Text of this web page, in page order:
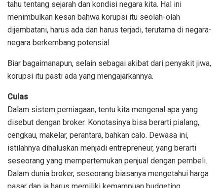
tahu tentang sejarah dan kondisi negara kita. Hal ini
menimbulkan kesan bahwa korupsi itu seolah-olah
dijembatani, harus ada dan harus terjadi, terutama di negara-
negara berkembang potensial.
Biar bagaimanapun, selain sebagai akibat dari penyakit jiwa,
korupsi itu pasti ada yang mengajarkannya.
Culas
Dalam sistem perniagaan, tentu kita mengenal apa yang
disebut dengan broker. Konotasinya bisa berarti pialang,
cengkau, makelar, perantara, bahkan calo. Dewasa ini,
istilahnya dihaluskan menjadi entrepreneur, yang berarti
seseorang yang mempertemukan penjual dengan pembeli.
Dalam dunia broker, seseorang biasanya mengetahui harga